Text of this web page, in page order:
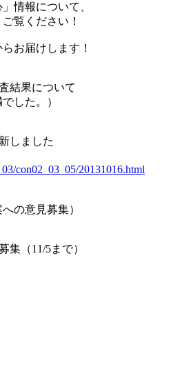
情報について、
覧ください！
お届けします！
結果について
した。）
しました
con02_03_05/20131016.html
の意見募集）
（11/5まで）